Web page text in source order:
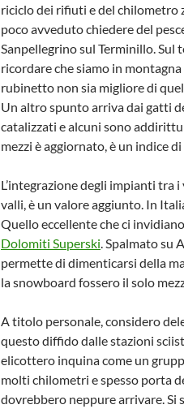
riciclo dei rifiuti e del chilometro
poco avveduto chiedere del
Sanpellegrino sul Terminillo. Sul
ricordare che siamo in montagna
rubinetto non sia migliore di
Un altro spunto arriva dai gatti
catalizzati e alcuni sono
mezzi è aggiornato, è un indice
L’integrazione degli impianti tra
valli, è un valore aggiunto. In
Quello eccellente che ci
Dolomiti Superski . Spalmato su
permette di dimenticarsi della
la snowboard fossero il solo
A titolo personale, considero
questo diffido dalle stazioni
elicottero inquina come un
molti chilometri e spesso porta
dovrebbero neppure arrivare. Si